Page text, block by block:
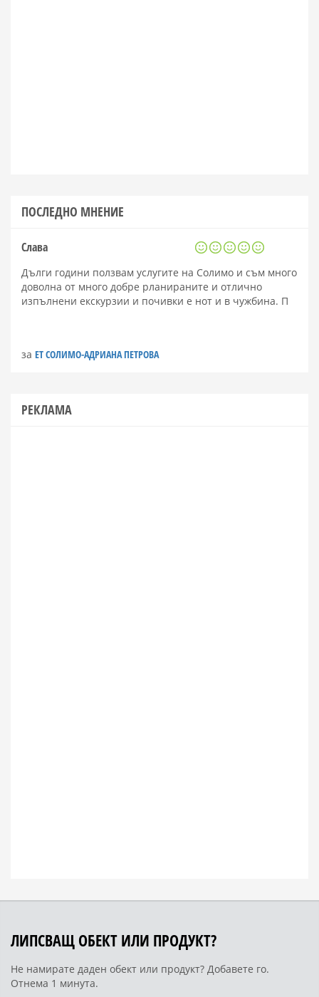
ПОСЛЕДНО МНЕНИЕ
Слава
Дълги години ползвам услугите на Солимо и съм много
доволна от много добре рланираните и отлично
изпълнени екскурзии и почивки е нот и в чужбина. П
за ЕТ СОЛИМО-АДРИАНА ПЕТРОВА
РЕКЛАМА
ЛИПСВАЩ ОБЕКТ ИЛИ ПРОДУКТ?
Не намирате даден обект или продукт? Добавете го.
Отнема 1 минута.